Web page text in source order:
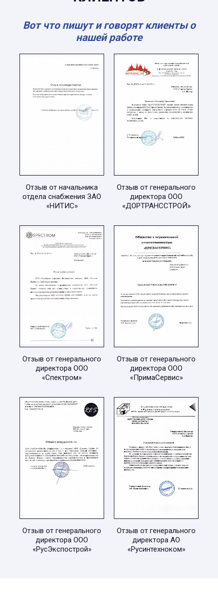
Вот что пишут и говорят клиенты о
нашей работе
Отзыв от начальника
отдела снабжения ЗАО
«НИТИС»
Отзыв от генерального
директора ООО
«ДОРТРАНССТРОЙ»
Отзыв от генерального
директора ООО
«Спектром»
Отзыв от генерального
директора ООО
«ПримаСервис»
Отзыв от генерального
директора ООО
«РусЭкспострой»
Отзыв от генерального
директора АО
«Русинтехноком»